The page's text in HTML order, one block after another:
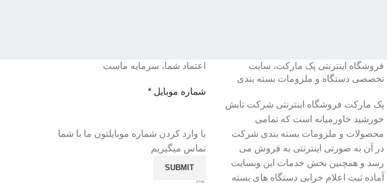
فروشگاه اینترنتی پک مارکت، سایت
تخصصی دستگاه و ملزومات بسته بندی
پک مارکت فروشگاه اینترنتی شرکت تابش
خورشید خاورمیانه است که تمامی
محصولات و ملزومات بسته بندی شرکت
در آن به صورتی اینترنتی به فروش می
رسد و همچنین بخش خدمات این وبسایت
آماده ثبت اعلام خرابی دستگاه های بسته
اعتماد شما، سرمایه ماست
شماره موبایل*
با وارد کردن شماره موبایلتون ما با شما
تماس میگیریم
SUBMIT